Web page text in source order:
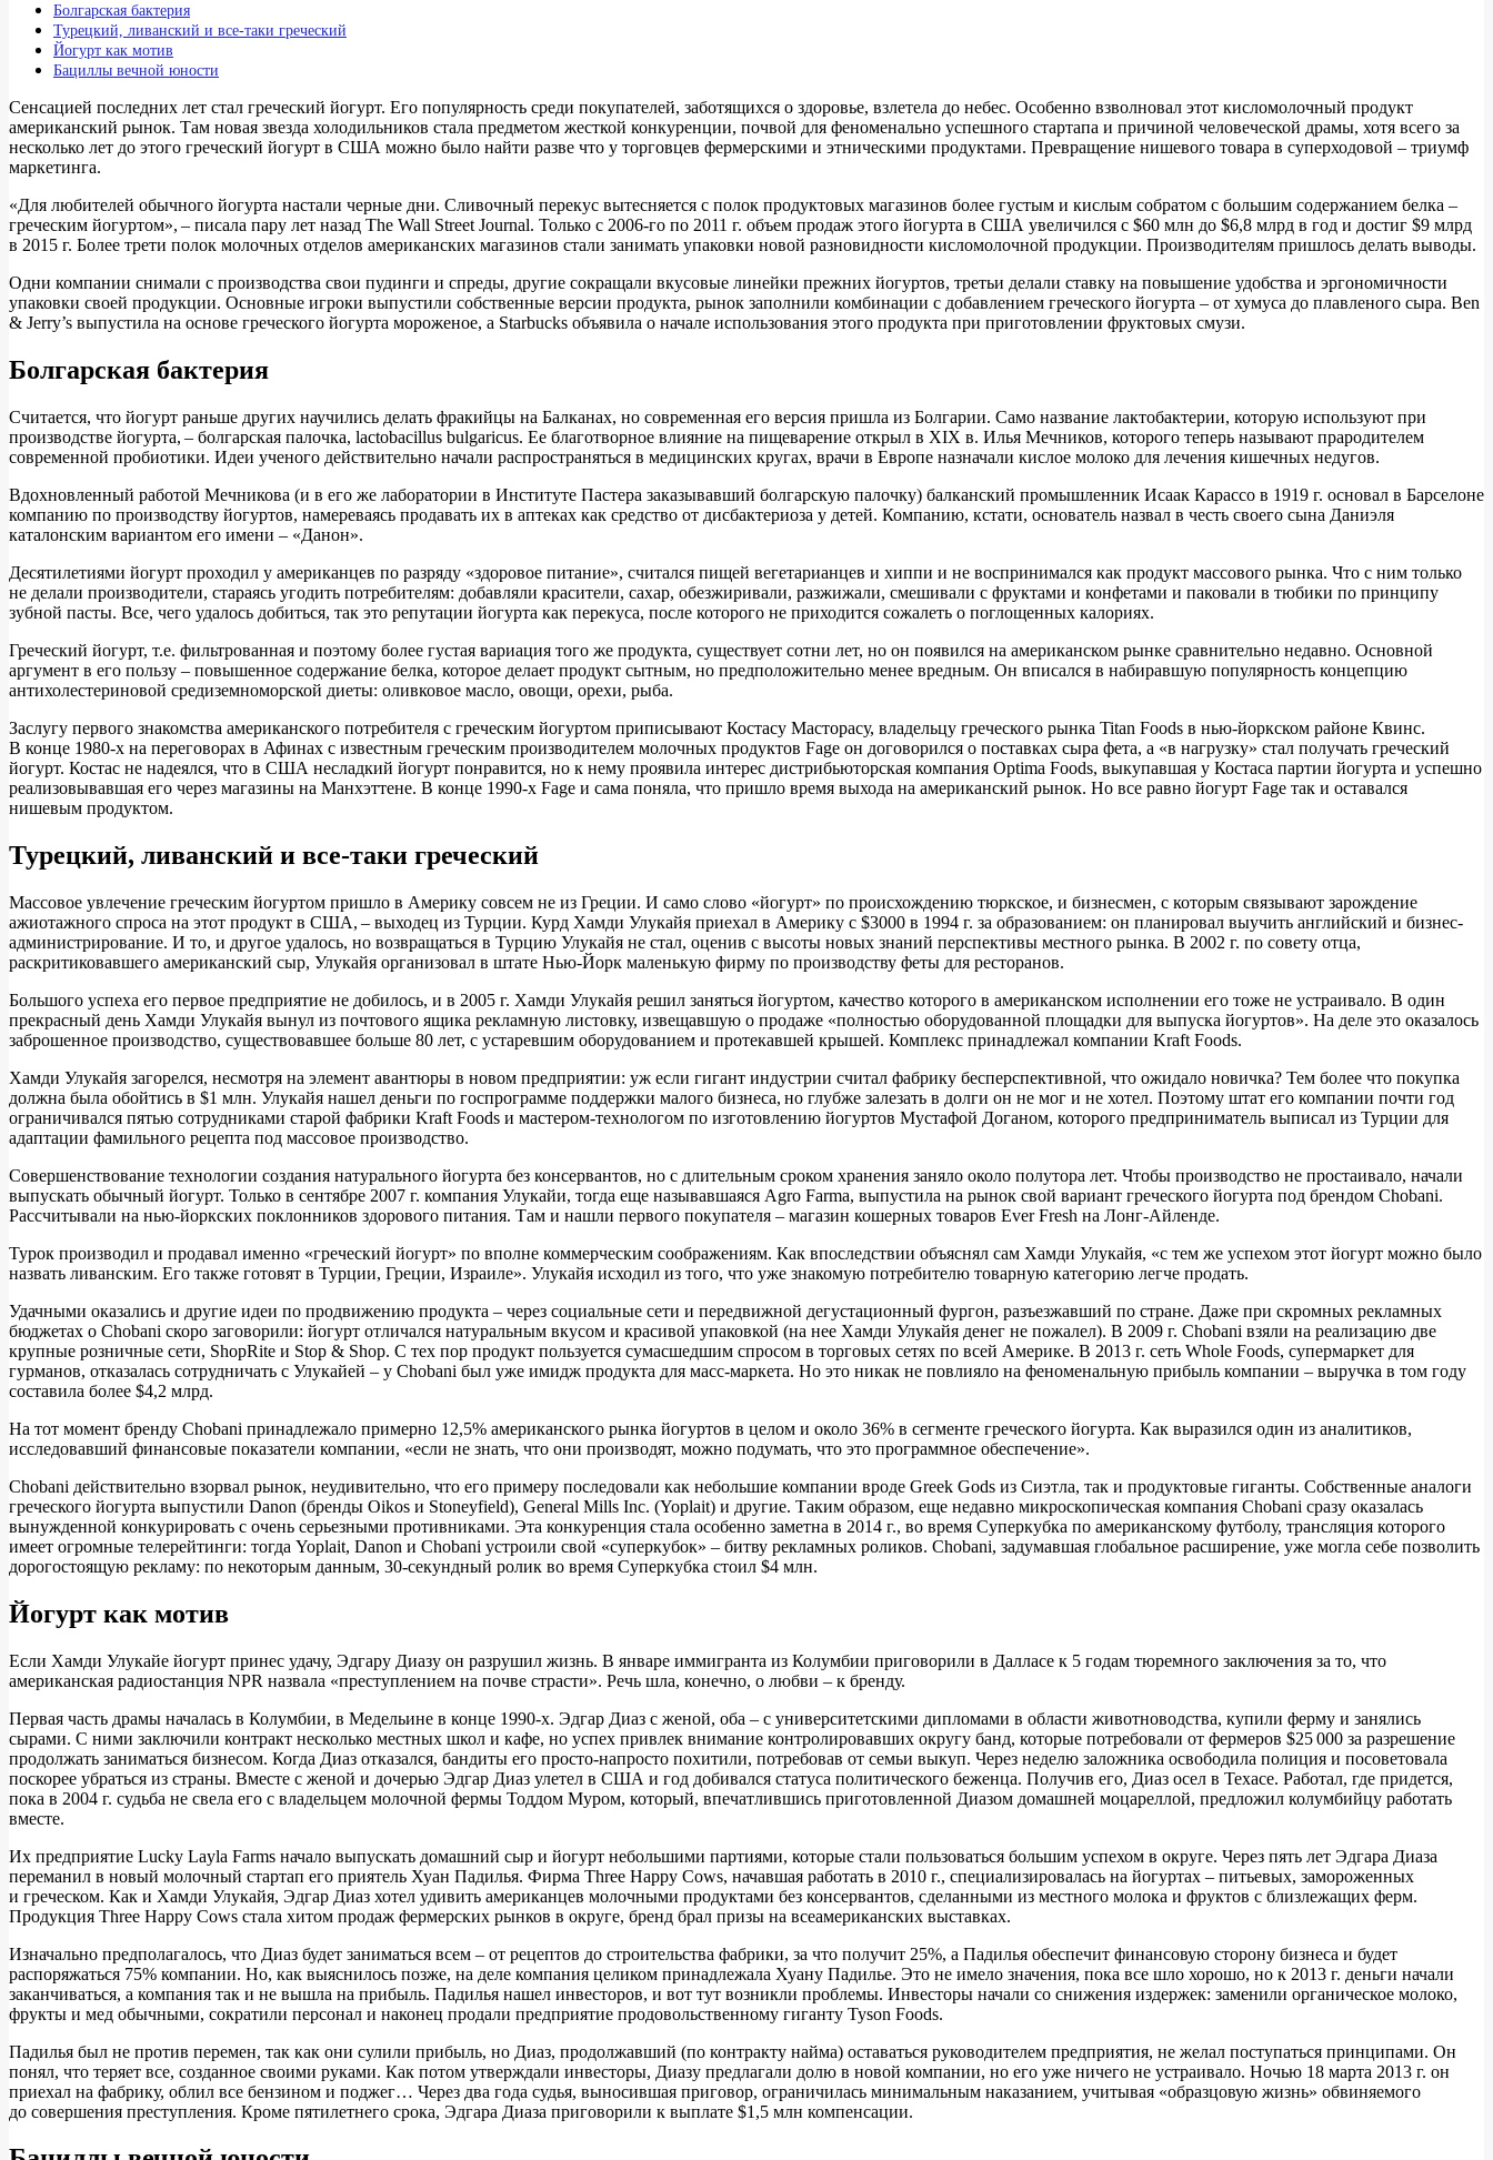
Болгарская бактерия
Турецкий, ливанский и все-таки греческий
Йогурт как мотив
Бациллы вечной юности
Сенсацией последних лет стал греческий йогурт. Его популярность среди покупателей, заботящихся о здоровье, взлетела до небес. Особенно взволновал этот кисломолочный продукт
американский рынок. Там новая звезда холодильников стала предметом жесткой конкуренции, почвой для феноменально успешного стартапа и причиной человеческой драмы, хотя всего за
несколько лет до этого греческий йогурт в США можно было найти разве что у торговцев фермерскими и этническими продуктами. Превращение нишевого товара в суперходовой – триумф
маркетинга.
«Для любителей обычного йогурта настали черные дни. Сливочный перекус вытесняется с полок продуктовых магазинов более густым и кислым собратом с большим содержанием белка –
греческим йогуртом», – писала пару лет назад The Wall Street Journal. Только с 2006-го по 2011 г. объем продаж этого йогурта в США увеличился с $60 млн до $6,8 млрд в год и достиг $9 млрд
в 2015 г. Более трети полок молочных отделов американских магазинов стали занимать упаковки новой разновидности кисломолочной продукции. Производителям пришлось делать выводы.
Одни компании снимали с производства свои пудинги и спреды, другие сокращали вкусовые линейки прежних йогуртов, третьи делали ставку на повышение удобства и эргономичности
упаковки своей продукции. Основные игроки выпустили собственные версии продукта, рынок заполнили комбинации с добавлением греческого йогурта – от хумуса до плавленого сыра. Ben
& Jerry’s выпустила на основе греческого йогурта мороженое, а Starbucks объявила о начале использования этого продукта при приготовлении фруктовых смузи.
Болгарская бактерия
Считается, что йогурт раньше других научились делать фракийцы на Балканах, но современная его версия пришла из Болгарии. Само название лактобактерии, которую используют при
производстве йогурта, – болгарская палочка, lactobacillus bulgaricus. Ее благотворное влияние на пищеварение открыл в XIX в. Илья Мечников, которого теперь называют прародителем
современной пробиотики. Идеи ученого действительно начали распространяться в медицинских кругах, врачи в Европе назначали кислое молоко для лечения кишечных недугов.
Вдохновленный работой Мечникова (и в его же лаборатории в Институте Пастера заказывавший болгарскую палочку) балканский промышленник Исаак Карассо в 1919 г. основал в Барселоне
компанию по производству йогуртов, намереваясь продавать их в аптеках как средство от дисбактериоза у детей. Компанию, кстати, основатель назвал в честь своего сына Даниэля
каталонским вариантом его имени – «Данон».
Десятилетиями йогурт проходил у американцев по разряду «здоровое питание», считался пищей вегетарианцев и хиппи и не воспринимался как продукт массового рынка. Что с ним только
не делали производители, стараясь угодить потребителям: добавляли красители, сахар, обезжиривали, разжижали, смешивали с фруктами и конфетами и паковали в тюбики по принципу
зубной пасты. Все, чего удалось добиться, так это репутации йогурта как перекуса, после которого не приходится сожалеть о поглощенных калориях.
Греческий йогурт, т.е. фильтрованная и поэтому более густая вариация того же продукта, существует сотни лет, но он появился на американском рынке сравнительно недавно. Основной
аргумент в его пользу – повышенное содержание белка, которое делает продукт сытным, но предположительно менее вредным. Он вписался в набиравшую популярность концепцию
антихолестериновой средиземноморской диеты: оливковое масло, овощи, орехи, рыба.
Заслугу первого знакомства американского потребителя с греческим йогуртом приписывают Костасу Масторасу, владельцу греческого рынка Titan Foods в нью-йоркском районе Квинс.
В конце 1980‑х на переговорах в Афинах с известным греческим производителем молочных продуктов Fage он договорился о поставках сыра фета, а «в нагрузку» стал получать греческий
йогурт. Костас не надеялся, что в США несладкий йогурт понравится, но к нему проявила интерес дистрибьюторская компания Optima Foods, выкупавшая у Костаса партии йогурта и успешно
реализовывавшая его через магазины на Манхэттене. В конце 1990‑х Fage и сама поняла, что пришло время выхода на американский рынок. Но все равно йогурт Fage так и оставался
нишевым продуктом.
Турецкий, ливанский и все-таки греческий
Массовое увлечение греческим йогуртом пришло в Америку совсем не из Греции. И само слово «йогурт» по происхождению тюркское, и бизнесмен, с которым связывают зарождение
ажиотажного спроса на этот продукт в США, – выходец из Турции. Курд Хамди Улукайя приехал в Америку с $3000 в 1994 г. за образованием: он планировал выучить английский и бизнес-
администрирование. И то, и другое удалось, но возвращаться в Турцию Улукайя не стал, оценив с высоты новых знаний перспективы местного рынка. В 2002 г. по совету отца,
раскритиковавшего американский сыр, Улукайя организовал в штате Нью-Йорк маленькую фирму по производству феты для ресторанов.
Большого успеха его первое предприятие не добилось, и в 2005 г. Хамди Улукайя решил заняться йогуртом, качество которого в американском исполнении его тоже не устраивало. В один
прекрасный день Хамди Улукайя вынул из почтового ящика рекламную листовку, извещавшую о продаже «полностью оборудованной площадки для выпуска йогуртов». На деле это оказалось
заброшенное производство, существовавшее больше 80 лет, с устаревшим оборудованием и протекавшей крышей. Комплекс принадлежал компании Kraft Foods.
Хамди Улукайя загорелся, несмотря на элемент авантюры в новом предприятии: уж если гигант индустрии считал фабрику бесперспективной, что ожидало новичка? Тем более что покупка
должна была обойтись в $1 млн. Улукайя нашел деньги по госпрограмме поддержки малого бизнеса, но глубже залезать в долги он не мог и не хотел. Поэтому штат его компании почти год
ограничивался пятью сотрудниками старой фабрики Kraft Foods и мастером-технологом по изготовлению йогуртов Мустафой Доганом, которого предприниматель выписал из Турции для
адаптации фамильного рецепта под массовое производство.
Совершенствование технологии создания натурального йогурта без консервантов, но с длительным сроком хранения заняло около полутора лет. Чтобы производство не простаивало, начали
выпускать обычный йогурт. Только в сентябре 2007 г. компания Улукайи, тогда еще называвшаяся Agro Farma, выпустила на рынок свой вариант греческого йогурта под брендом Chobani.
Рассчитывали на нью-йоркских поклонников здорового питания. Там и нашли первого покупателя – магазин кошерных товаров Ever Fresh на Лонг-Айленде.
Турок производил и продавал именно «греческий йогурт» по вполне коммерческим соображениям. Как впоследствии объяснял сам Хамди Улукайя, «с тем же успехом этот йогурт можно было
назвать ливанским. Его также готовят в Турции, Греции, Израиле». Улукайя исходил из того, что уже знакомую потребителю товарную категорию легче продать.
Удачными оказались и другие идеи по продвижению продукта – через социальные сети и передвижной дегустационный фургон, разъезжавший по стране. Даже при скромных рекламных
бюджетах о Chobani скоро заговорили: йогурт отличался натуральным вкусом и красивой упаковкой (на нее Хамди Улукайя денег не пожалел). В 2009 г. Chobani взяли на реализацию две
крупные розничные сети, ShopRite и Stop & Shop. С тех пор продукт пользуется сумасшедшим спросом в торговых сетях по всей Америке. В 2013 г. сеть Whole Foods, супермаркет для
гурманов, отказалась сотрудничать с Улукайей – у Chobani был уже имидж продукта для масс-маркета. Но это никак не повлияло на феноменальную прибыль компании – выручка в том году
составила более $4,2 млрд.
На тот момент бренду Chobani принадлежало примерно 12,5% американского рынка йогуртов в целом и около 36% в сегменте греческого йогурта. Как выразился один из аналитиков,
исследовавший финансовые показатели компании, «если не знать, что они производят, можно подумать, что это программное обеспечение».
Chobani действительно взорвал рынок, неудивительно, что его примеру последовали как небольшие компании вроде Greek Gods из Сиэтла, так и продуктовые гиганты. Собственные аналоги
греческого йогурта выпустили Danon (бренды Oikos и Stoneyfield), General Mills Inc. (Yoplait) и другие. Таким образом, еще недавно микроскопическая компания Chobani сразу оказалась
вынужденной конкурировать с очень серьезными противниками. Эта конкуренция стала особенно заметна в 2014 г., во время Суперкубка по американскому футболу, трансляция которого
имеет огромные телерейтинги: тогда Yoplait, Danon и Chobani устроили свой «суперкубок» – битву рекламных роликов. Chobani, задумавшая глобальное расширение, уже могла себе позволить
дорогостоящую рекламу: по некоторым данным, 30‑секундный ролик во время Суперкубка стоил $4 млн.
Йогурт как мотив
Если Хамди Улукайе йогурт принес удачу, Эдгару Диазу он разрушил жизнь. В январе иммигранта из Колумбии приговорили в Далласе к 5 годам тюремного заключения за то, что
американская радиостанция NPR назвала «преступлением на почве страсти». Речь шла, конечно, о любви – к бренду.
Первая часть драмы началась в Колумбии, в Медельине в конце 1990‑х. Эдгар Диаз с женой, оба – с университетскими дипломами в области животноводства, купили ферму и занялись
сырами. С ними заключили контракт несколько местных школ и кафе, но успех привлек внимание контролировавших округу банд, которые потребовали от фермеров $25 000 за разрешение
продолжать заниматься бизнесом. Когда Диаз отказался, бандиты его просто-напросто похитили, потребовав от семьи выкуп. Через неделю заложника освободила полиция и посоветовала
поскорее убраться из страны. Вместе с женой и дочерью Эдгар Диаз улетел в США и год добивался статуса политического беженца. Получив его, Диаз осел в Техасе. Работал, где придется,
пока в 2004 г. судьба не свела его с владельцем молочной фермы Тоддом Муром, который, впечатлившись приготовленной Диазом домашней моцареллой, предложил колумбийцу работать
вместе.
Их предприятие Lucky Layla Farms начало выпускать домашний сыр и йогурт небольшими партиями, которые стали пользоваться большим успехом в округе. Через пять лет Эдгара Диаза
переманил в новый молочный стартап его приятель Хуан Падилья. Фирма Three Happy Cows, начавшая работать в 2010 г., специализировалась на йогуртах – питьевых, замороженных
и греческом. Как и Хамди Улукайя, Эдгар Диаз хотел удивить американцев молочными продуктами без консервантов, сделанными из местного молока и фруктов с близлежащих ферм.
Продукция Three Happy Cows стала хитом продаж фермерских рынков в округе, бренд брал призы на всеамериканских выставках.
Изначально предполагалось, что Диаз будет заниматься всем – от рецептов до строительства фабрики, за что получит 25%, а Падилья обеспечит финансовую сторону бизнеса и будет
распоряжаться 75% компании. Но, как выяснилось позже, на деле компания целиком принадлежала Хуану Падилье. Это не имело значения, пока все шло хорошо, но к 2013 г. деньги начали
заканчиваться, а компания так и не вышла на прибыль. Падилья нашел инвесторов, и вот тут возникли проблемы. Инвесторы начали со снижения издержек: заменили органическое молоко,
фрукты и мед обычными, сократили персонал и наконец продали предприятие продовольственному гиганту Tyson Foods.
Падилья был не против перемен, так как они сулили прибыль, но Диаз, продолжавший (по контракту найма) оставаться руководителем предприятия, не желал поступаться принципами. Он
понял, что теряет все, созданное своими руками. Как потом утверждали инвесторы, Диазу предлагали долю в новой компании, но его уже ничего не устраивало. Ночью 18 марта 2013 г. он
приехал на фабрику, облил все бензином и поджег… Через два года судья, выносившая приговор, ограничилась минимальным наказанием, учитывая «образцовую жизнь» обвиняемого
до совершения преступления. Кроме пятилетнего срока, Эдгара Диаза приговорили к выплате $1,5 млн компенсации.